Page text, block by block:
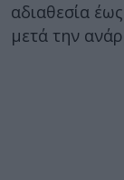
αδιαθεσία
μετά την